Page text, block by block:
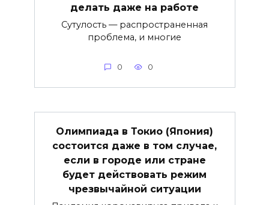
делать даже на работе
Сутулость — распространенная
проблема, и многие
0 0
Олимпиада в Токио (Япония)
состоится даже в том случае,
если в городе или стране
будет действовать режим
чрезвычайной ситуации